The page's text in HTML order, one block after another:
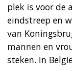
plek is voor de
eindstreep en
van
mannen en
steken. In